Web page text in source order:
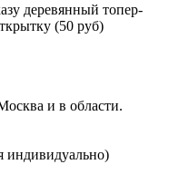
деревянный топер-
(50 руб)
и в области.
индивидуально)